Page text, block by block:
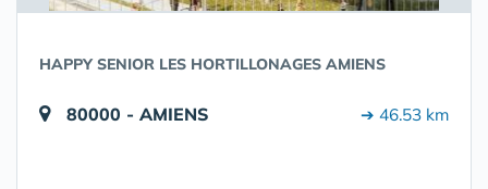
HAPPY SENIOR LES HORTILLONAGES AMIENS
80000 - AMIENS ➔ 46.53 km